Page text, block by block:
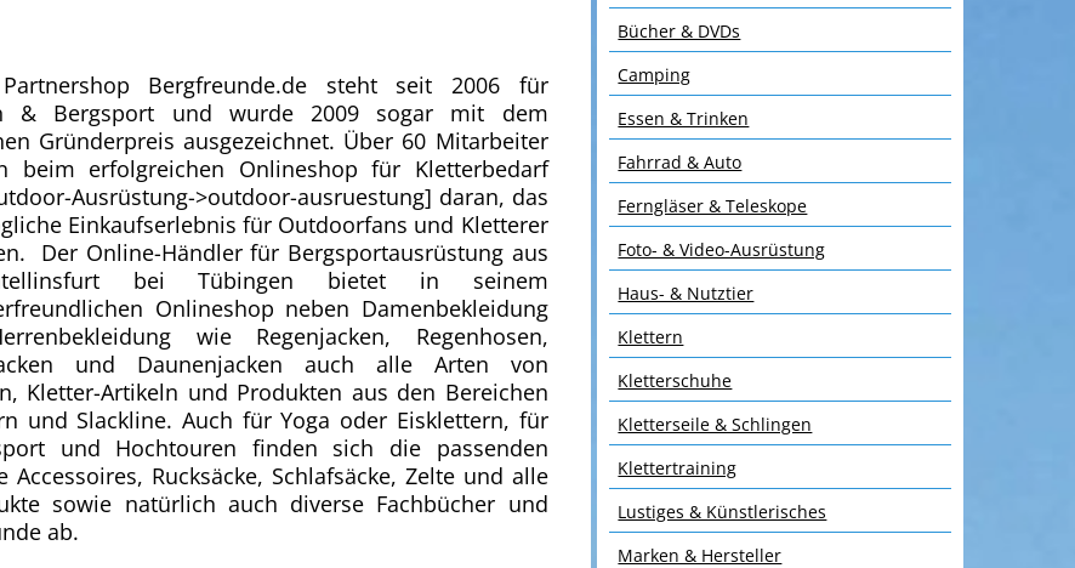
Bergfreunde.de steht seit 2006 für
& Bergsport und wurde 2009 sogar mit dem
Gründerpreis ausgezeichnet. Über 60 Mitarbeiter
beim erfolgreichen Onlineshop für Kletterbedarf
Ausrüstung->outdoor-ausruestung] daran, das
Einkaufserlebnis für Outdoorfans und Kletterer
Der Online-Händler für Bergsportausrüstung aus
bei Tübingen bietet in seinem
Onlineshop neben Damenbekleidung
wie Regenjacken, Regenhosen,
und Daunenjacken auch alle Arten von
Kletter-Artikeln und Produkten aus den Bereichen
und Slackline. Auch für Yoga oder Eisklettern, für
und Hochtouren finden sich die passenden
Rucksäcke, Schlafsäcke, Zelte und alle
sowie natürlich auch diverse Fachbücher und
ab.
Bücher & DVDs
Camping
Essen & Trinken
Fahrrad & Auto
Ferngläser & Teleskope
Foto- & Video-Ausrüstung
Haus- & Nutztier
Klettern
Kletterschuhe
Kletterseile & Schlingen
Klettertraining
Lustiges & Künstlerisches
Marken & Hersteller